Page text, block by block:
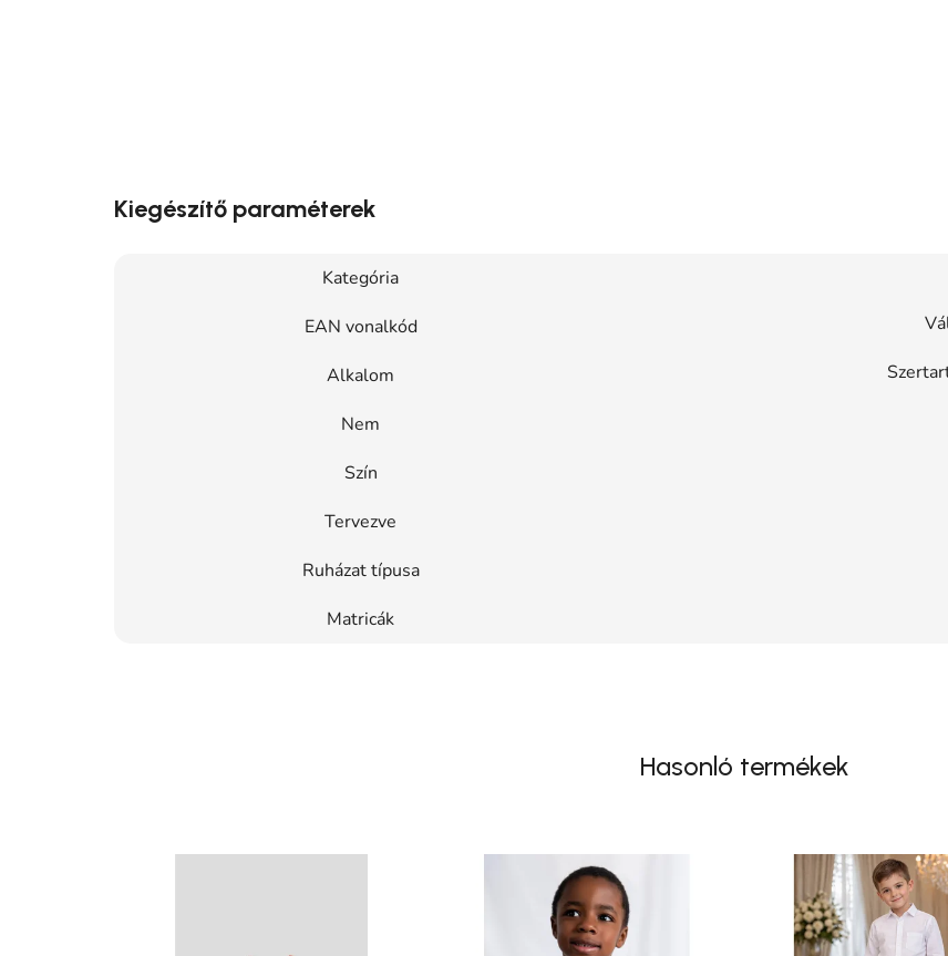
Kiegészítő paraméterek
Kategória
EAN vonalkód
Alkalom
Nem
Szín
Tervezve
Ruházat típusa
Matricák
Hasonló termékek